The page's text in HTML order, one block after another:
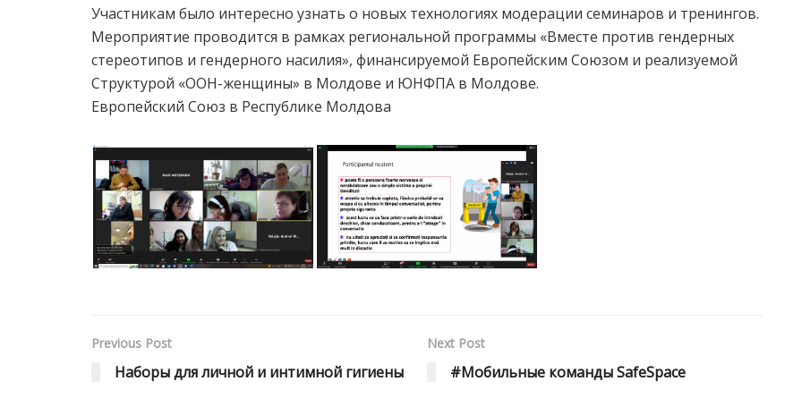
Участникам было интересно узнать о новых технологиях модерации семинаров и тренингов.
Мероприятие проводится в рамках региональной программы «Вместе против гендерных
стереотипов и гендерного насилия», финансируемой Европейским Союзом и реализуемой
Структурой «ООН-женщины» в Молдове и ЮНФПА в Молдове.
Европейский Союз в Республике Молдова
Previous Post
Hаборы для личной и интимной гигиены
Next Post
#Мобильные команды SafeSpace